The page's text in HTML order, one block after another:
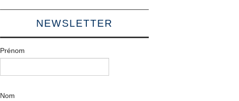
NEWSLETTER
Prénom
Nom